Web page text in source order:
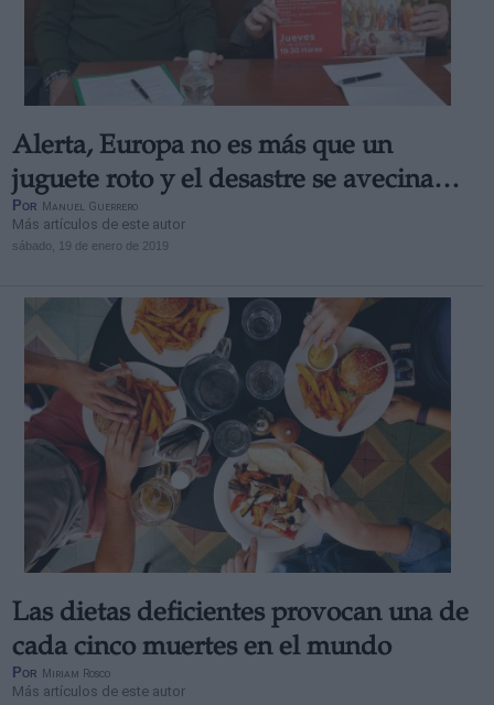
Alerta, Europa no es más que un
juguete roto y el desastre se avecina…
Por Manuel Guerrero
Más artículos de este autor
sábado, 19 de enero de 2019
Las dietas deficientes provocan una de
cada cinco muertes en el mundo
Por Miriam Rosco
Más artículos de este autor
Derechos: